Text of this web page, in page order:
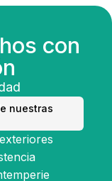
con
nuestras